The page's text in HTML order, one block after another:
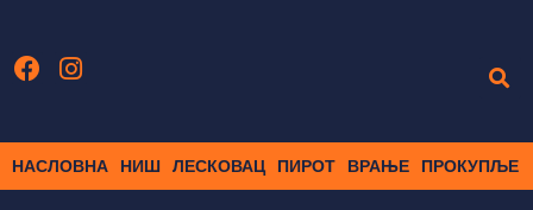
НАСЛОВНА НИШ ЛЕСКОВАЦ ПИРОТ ВРАЊЕ ПРОКУПЉЕ